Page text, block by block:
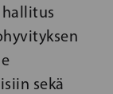
sekä